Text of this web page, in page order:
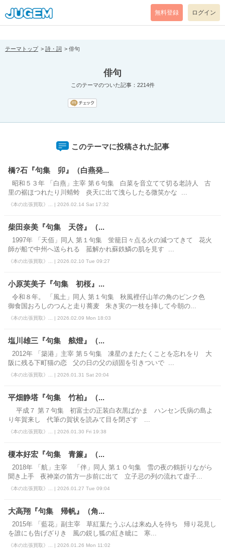
[pear_error: message="Success" code=0 mode=return level=notice
prefix="" info=""]
無料登録 ログイン
テーマトップ 詩・詞 俳句
俳句
このテーマのついた記事：2214件
このテーマに投稿された記事
橋?石『句集 卯』（白燕発...
昭和５３年 「白燕」主宰 第６句集 白菜を音立てて切る老詩人 古
里の裾ほつれたり川蜻蛉 炎天に出て洩らしたる微笑かな ...
《本の出張買取》... | 2026.02.14 Sat 17:32
柴田奈美『句集 天啓』（...
1997年 「天佰」同人 第１句集 蛍籠日々点る火の減つてきて 花火
師が船で中州へ送られる 菰解かれ蘇鉄鱗の肌を見す ...
《本の出張買取》... | 2026.02.10 Tue 09:27
小原芙美子『句集 初桜』...
令和８年。 「風土」同人 第１句集 秋風裡仔山羊の角のピンク色
御食国おろしのつんと走り蕎麦 朱き実の一枝を挿して今朝の...
《本の出張買取》... | 2026.02.09 Mon 18:03
塩川雄三『句集 舷燈』（...
2012年 「築港」主宰 第５句集 凍星のまたたくことを忘れをり 大
阪に残る下町猫の恋 父の日の父の頑固を引きついで ...
《本の出張買取》... | 2026.01.31 Sat 20:04
平畑静塔『句集 竹柏』（...
平成７ 第７句集 初富士の正装白衣黒ばかま ハンセン氏病の島よ
り年賀来し 代筆の賀状を読みて目を閉ざす ...
《本の出張買取》... | 2026.01.30 Fri 19:38
榎本好宏『句集 青簾』（...
2018年 「航」主宰 「伴」同人 第１０句集 雪の夜の鶴折りながら
聞き上手 夜神楽の笛方一歩前に出て 立子忌の列の流れて虚子...
《本の出張買取》... | 2026.01.27 Tue 09:04
大高翔『句集 帰帆』（角...
2015年 「藍花」副主宰 草紅葉たうぶんは来ぬ人を待ち 帰り花見し
を誰にも告げざりき 風の鋭し狐の紅き眦に 寒...
《本の出張買取》... | 2026.01.26 Mon 11:02